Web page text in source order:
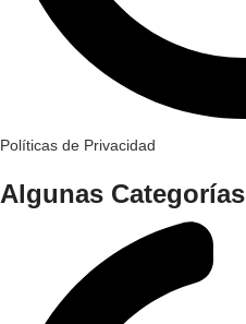
Políticas de Privacidad
Algunas Categorías